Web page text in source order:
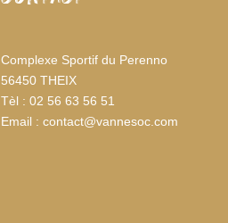
Complexe Sportif du Perenno
56450 THEIX
Tèl : 02 56 63 56 51
Email : contact@vannesoc.com